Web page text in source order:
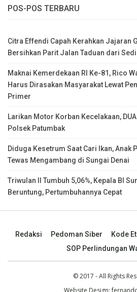
POS-POS TERBARU
Citra Effendi Capah Kerahkan Jajaran
Bersihkan Parit Jalan Taduan dari
Maknai Kemerdekaan RI Ke-81, Rico
Harus Dirasakan Masyarakat Lewat
Primer
Larikan Motor Korban Kecelakaan,
Polsek Patumbak
Diduga Kesetrum Saat Cari Ikan, Anak
Tewas Mengambang di Sungai Denai
Triwulan II Tumbuh 5,06%, Kepala BI
Beruntung, Pertumbuhannya Cepat
Redaksi Pedoman Siber
Kode
SOP Perlindungan
© 2017 - All Rights
Website Design: